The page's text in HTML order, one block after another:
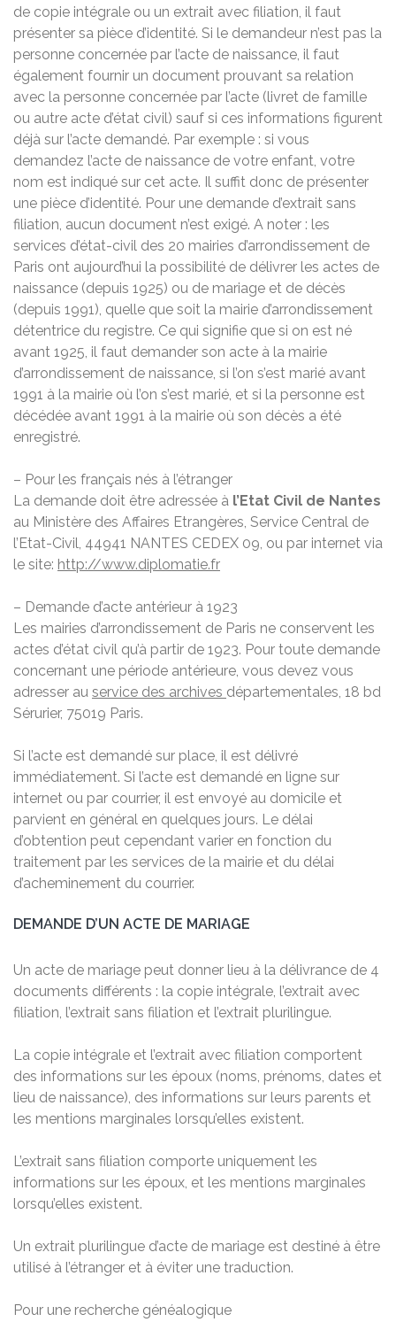
de copie intégrale ou un extrait avec filiation, il faut
présenter sa pièce d’identité. Si le demandeur n’est pas la
personne concernée par l’acte de naissance, il faut
également fournir un document prouvant sa relation
avec la personne concernée par l’acte (livret de famille
ou autre acte d’état civil) sauf si ces informations figurent
déjà sur l’acte demandé. Par exemple : si vous
demandez l’acte de naissance de votre enfant, votre
nom est indiqué sur cet acte. Il suffit donc de présenter
une pièce d’identité. Pour une demande d’extrait sans
filiation, aucun document n’est exigé. A noter : les
services d’état-civil des 20 mairies d’arrondissement de
Paris ont aujourd’hui la possibilité de délivrer les actes de
naissance (depuis 1925) ou de mariage et de décès
(depuis 1991), quelle que soit la mairie d’arrondissement
détentrice du registre. Ce qui signifie que si on est né
avant 1925, il faut demander son acte à la mairie
d’arrondissement de naissance, si l’on s’est marié avant
1991 à la mairie où l’on s’est marié, et si la personne est
décédée avant 1991 à la mairie où son décès a été
enregistré.
– Pour les français nés à l’étranger
La demande doit être adressée à l’Etat Civil de Nantes
au Ministère des Affaires Etrangères, Service Central de
l’Etat-Civil, 44941 NANTES CEDEX 09, ou par internet via
le site: http://www.diplomatie.fr
– Demande d’acte antérieur à 1923
Les mairies d’arrondissement de Paris ne conservent les
actes d’état civil qu’à partir de 1923. Pour toute demande
concernant une période antérieure, vous devez vous
adresser au service des archives départementales, 18 bd
Sérurier, 75019 Paris.
Si l’acte est demandé sur place, il est délivré
immédiatement. Si l’acte est demandé en ligne sur
internet ou par courrier, il est envoyé au domicile et
parvient en général en quelques jours. Le délai
d’obtention peut cependant varier en fonction du
traitement par les services de la mairie et du délai
d’acheminement du courrier.
DEMANDE D’UN ACTE DE MARIAGE
Un acte de mariage peut donner lieu à la délivrance de 4
documents différents : la copie intégrale, l’extrait avec
filiation, l’extrait sans filiation et l’extrait plurilingue.
La copie intégrale et l’extrait avec filiation comportent
des informations sur les époux (noms, prénoms, dates et
lieu de naissance), des informations sur leurs parents et
les mentions marginales lorsqu’elles existent.
L’extrait sans filiation comporte uniquement les
informations sur les époux, et les mentions marginales
lorsqu’elles existent.
Un extrait plurilingue d’acte de mariage est destiné à être
utilisé à l’étranger et à éviter une traduction.
Pour une recherche généalogique